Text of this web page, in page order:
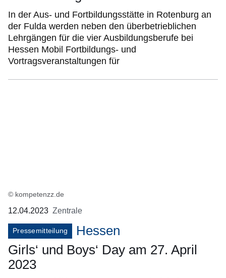
In der Aus- und Fortbildungsstätte in Rotenburg an
der Fulda werden neben den überbetrieblichen
Lehrgängen für die vier Ausbildungsberufe bei
Hessen Mobil Fortbildungs- und
Vortragsveranstaltungen für
© kompetenzz.de
12.04.2023 Zentrale
Pressemitteilung
Hessen
Girls‘ und Boys‘ Day am 27. April
2023